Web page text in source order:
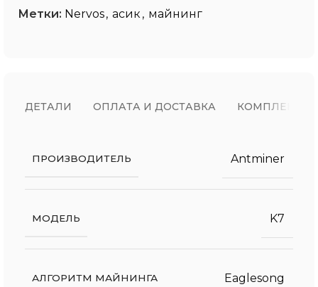
Метки: Nervos, асик , майнинг
ДЕТАЛИ ОПЛАТА И ДОСТАВКА КОМПЛЕКТ
ПРОИЗВОДИТЕЛЬ Antminer
МОДЕЛЬ K7
АЛГОРИТМ МАЙНИНГА Eaglesong